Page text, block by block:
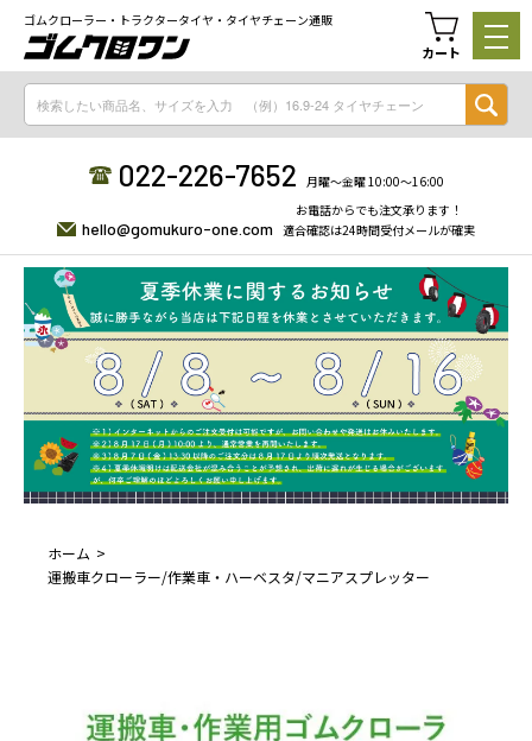
ゴムクローラー・トラクタータイヤ・タイヤチェーン通販
カート
022-226-7652 月曜〜金曜 10:00〜16:00
hello@gomukuro-one.com
お電話からでも注文承ります！
適合確認は24時間受付メールが確実
ホーム
運搬車クローラー/作業車・ハーベスタ/マニアスプレッター